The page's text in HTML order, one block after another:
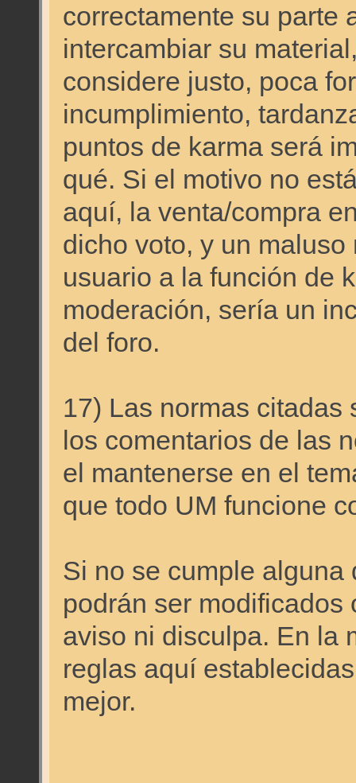
correctamente su parte
intercambiar su
considere justo, poca
incumplimiento,
puntos de karma será
qué. Si el motivo no
aquí, la venta/compra
dicho voto, y un
usuario a la función de
moderación, sería un
del foro.
17) Las normas citadas
los comentarios de las
el mantenerse en el
que todo UM funcione
Si no se cumple
podrán ser
aviso ni disculpa. En la
reglas aquí
mejor.